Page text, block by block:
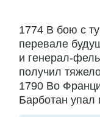
1774 В бою с
перевале
и генерал-
получил
1790 Во
Барботан